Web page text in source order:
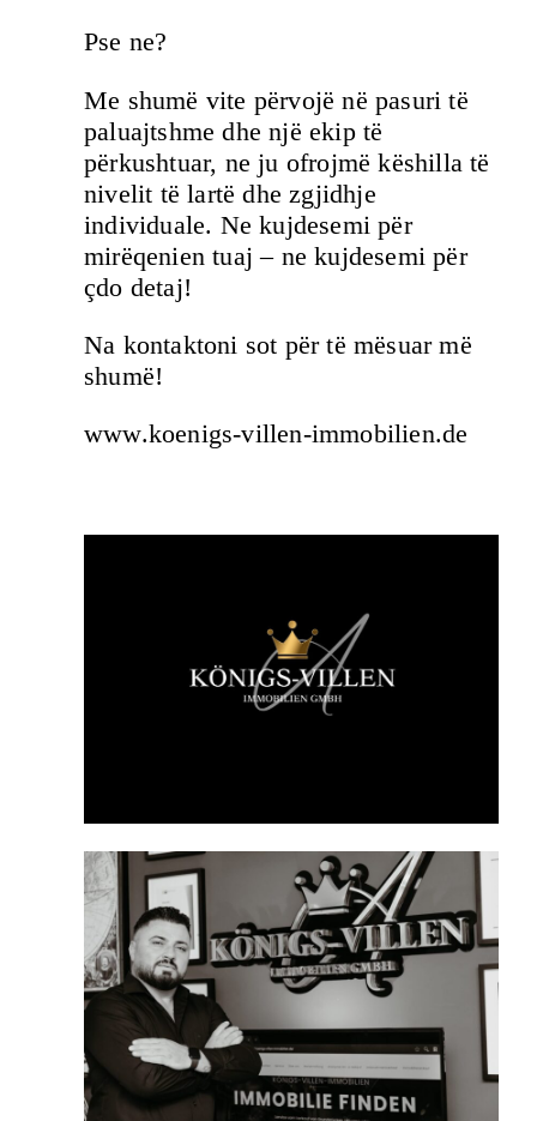
Pse ne?
Me shumë vite përvojë në pasuri të
paluajtshme dhe një ekip të
përkushtuar, ne ju ofrojmë këshilla të
nivelit të lartë dhe zgjidhje
individuale. Ne kujdesemi për
mirëqenien tuaj – ne kujdesemi për
çdo detaj!
Na kontaktoni sot për të mësuar më
shumë!
www.koenigs-villen-immobilien.de